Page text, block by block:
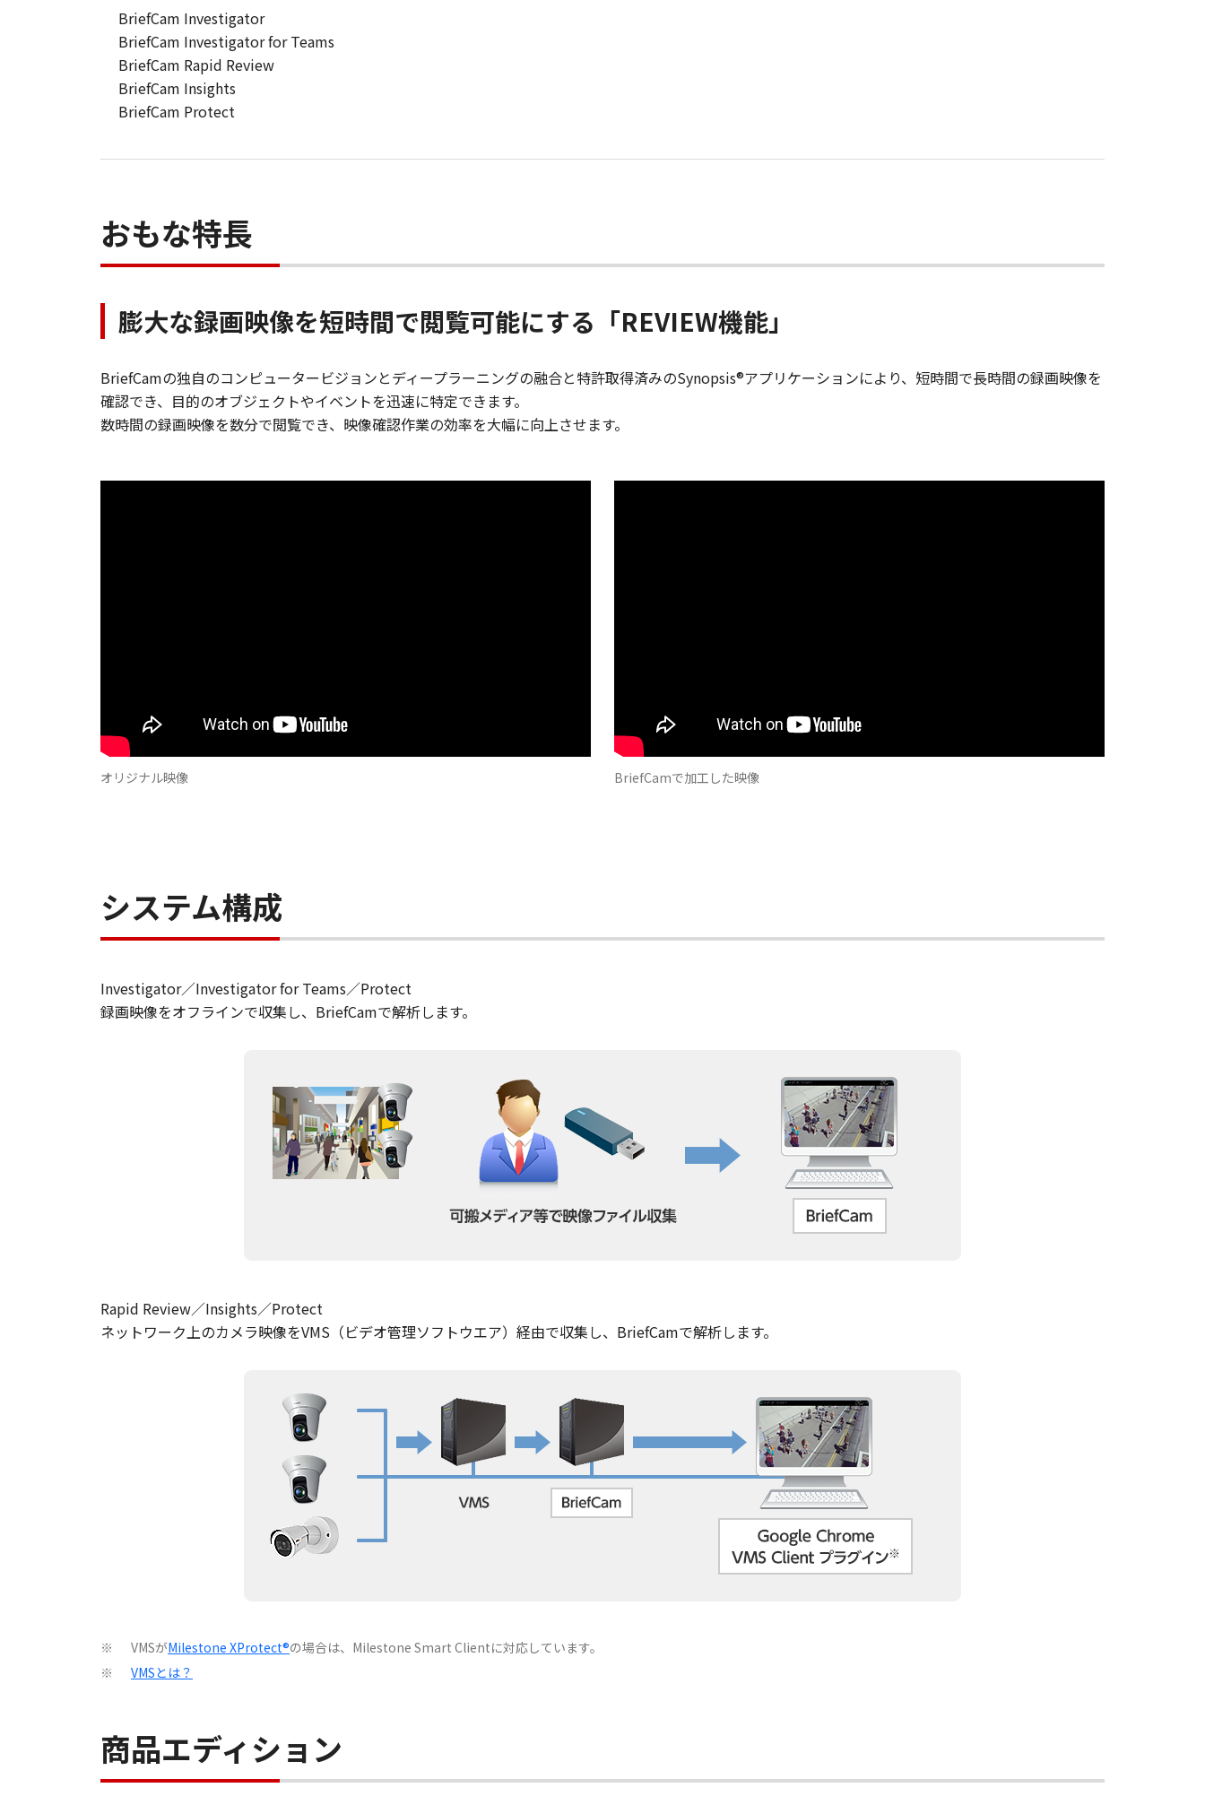
BriefCam Investigator
BriefCam Investigator for Teams
BriefCam Rapid Review
BriefCam Insights
BriefCam Protect
おもな特長
膨大な録画映像を短時間で閲覧可能にする「REVIEW機能」
BriefCamの独自のコンピュータービジョンとディープラーニングの融合と特許取得済みのSynopsis®アプリケーションにより、短時間で長時間の録画映像を
確認でき、目的のオブジェクトやイベントを迅速に特定できます。
数時間の録画映像を数分で閲覧でき、映像確認作業の効率を大幅に向上させます。
オリジナル映像 BriefCamで加工した映像
システム構成
Investigator／Investigator for Teams／Protect
録画映像をオフラインで収集し、BriefCamで解析します。
Rapid Review／Insights／Protect
ネットワーク上のカメラ映像をVMS（ビデオ管理ソフトウエア）経由で収集し、BriefCamで解析します。
※ VMSがMilestone XProtect®の場合は、Milestone Smart Clientに対応しています。
※ VMSとは？
商品エディション